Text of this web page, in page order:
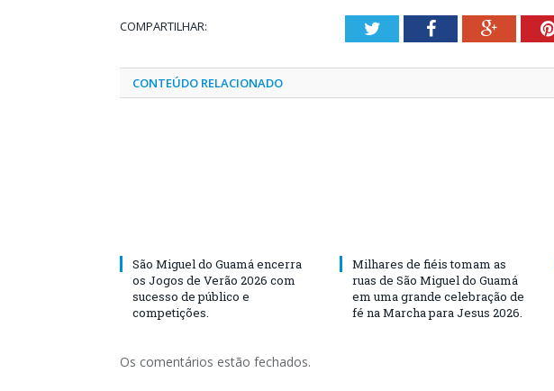
COMPARTILHAR: TwitterFacebook
CONTEÚDO RELACIONADO
São Miguel do Guamá encerra
os Jogos de Verão 2026 com
sucesso de público e
competições.
Milhares de fiéis tomam as
ruas de São Miguel do Guamá
em uma grande celebração de
fé na Marcha para Jesus 2026.
Os comentários estão fechados.